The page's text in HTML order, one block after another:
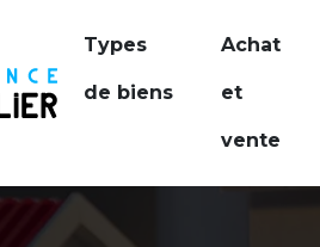
Types
de biens
Achat
et
vente